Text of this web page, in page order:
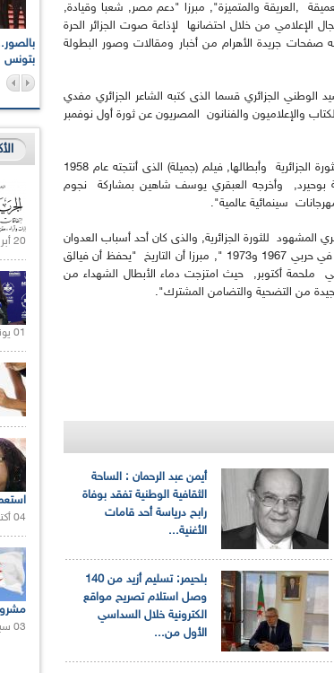
,العريقة والمتميزة", مبرزا "دعم مصر, شعبا وقيادة,
الإعلامي من خلال احتضانها لإذاعة صوت الجزائر الحرة
صفحات جريدة الأهرام من أخبار ومقالات وصور البطولة
الوطني الجزائري قسما الذى كتبه الشاعر الجزائري مفدي
والإعلاميون والفنانون المصريون عن ثورة أول نوفمبر
وفي هذا الشأن, ذكر وزير الاتصال أيضا ب"أهم عمل فنى مجد الثورة الجزائرية وأبطالها, فيلم (جميلة) الذى أنتجته عام 1958
بوحيرد, وأخرجه العبقري يوسف شاهين بمشاركة نجوم
سينمائية عالمية".
المشهود للثورة الجزائرية, والذى كان أحد أسباب العدوان
الثلاثي, عليها عام 1956". كما كانت الجزائر"سباقة الى نصرة مصر في حربي 1967 و1973 ", مبرزا أن التاريخ "يحفظ أن فيالق
ملحمة أكتوبر, حيث امتزجت دماء الأبطال الشهداء من
من التضحية والتضامن المشترك".
أيمن عبد الرحمان : الساحة
الثقافية الوطنية تفقد بوفاة
رابح درياسة أحد قامات
الأغنية...
بلحيمر: تسليم أزيد من 140
وصل استلام تصريح مواقع
الكترونية خلال السداسي
الأول من...
بتونس
الإذاعة الجزائرية تقف دقيقة صمت ترحما على أرواح شهداء
20 أبريل 2021 |
01 يونيو 2021 |
04 أكتوبر 2020 |
03 سبتمبر 2020 |